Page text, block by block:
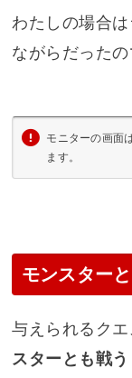
わたしの場合
ながらだった
モニターの画面
ます。
モンスター
与えられるクエ
スターとも戦う